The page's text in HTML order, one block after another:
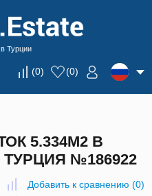
Турции
(0) (0)
5.334М2 В
№186922
Добавить к сравнению (0)